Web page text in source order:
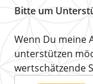
Bitte um
Wenn Du meine
unterstützen
wertschätzende